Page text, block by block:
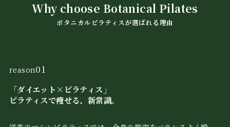
Why choose Botanical Pilates
ボタニカルピラティスが選ばれる理由
reason01
「ダイエット×ピラティス」
ピラティスで痩せる、新常識。